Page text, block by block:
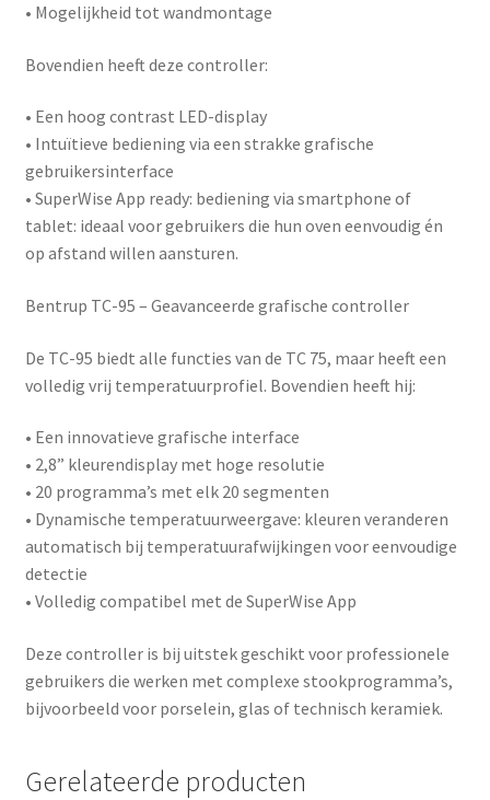
• Mogelijkheid tot wandmontage
Bovendien heeft deze controller:
• Een hoog contrast LED-display
• Intuïtieve bediening via een strakke grafische
gebruikersinterface
• SuperWise App ready: bediening via smartphone of
tablet: ideaal voor gebruikers die hun oven eenvoudig én
op afstand willen aansturen.
Bentrup TC-95 – Geavanceerde grafische controller
De TC-95 biedt alle functies van de TC 75, maar heeft een
volledig vrij temperatuurprofiel. Bovendien heeft hij:
• Een innovatieve grafische interface
• 2,8” kleurendisplay met hoge resolutie
• 20 programma’s met elk 20 segmenten
• Dynamische temperatuurweergave: kleuren veranderen
automatisch bij temperatuurafwijkingen voor eenvoudige
detectie
• Volledig compatibel met de SuperWise App
Deze controller is bij uitstek geschikt voor professionele
gebruikers die werken met complexe stookprogramma’s,
bijvoorbeeld voor porselein, glas of technisch keramiek.
Gerelateerde producten